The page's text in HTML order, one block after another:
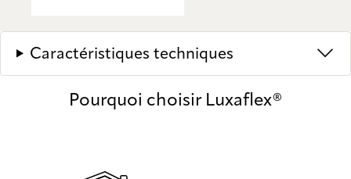
Caractéristiques techniques
Pourquoi choisir Luxaflex®